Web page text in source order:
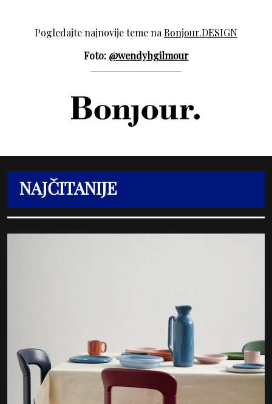
Pogledajte najnovije teme na Bonjour.DESIGN
Foto: @wendyhgilmour
NAJČITANIJE